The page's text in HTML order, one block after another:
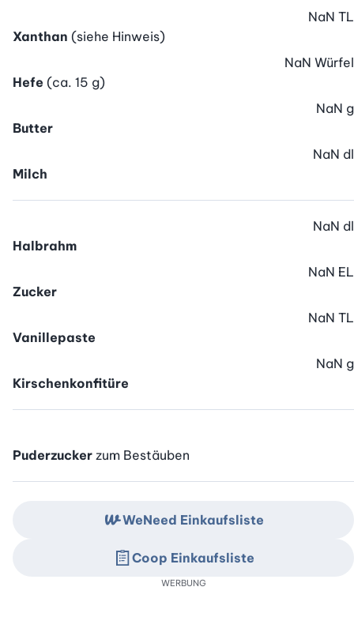
Xanthan (siehe Hinweis)
NaN TL
Hefe (ca. 15 g)
NaN Würfel
Butter
NaN g
Milch
NaN dl
Halbrahm
NaN dl
Zucker
NaN EL
Vanillepaste
NaN TL
Kirschenkonfitüre
NaN g
Puderzucker zum Bestäuben
WeNeed Einkaufsliste
Coop Einkaufsliste
WERBUNG